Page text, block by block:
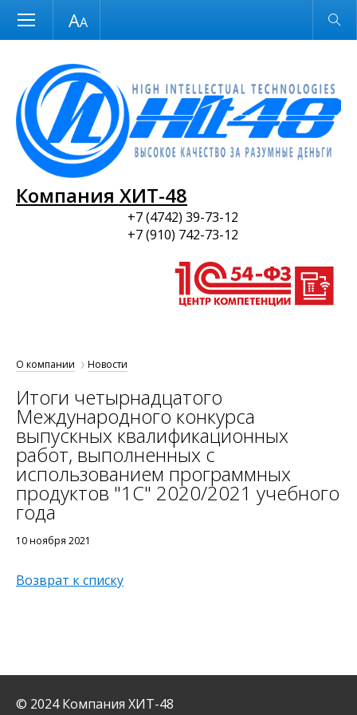
Размер шрифта Обычная версия
Компания ХИТ-48
+7 (4742) 39-73-12
+7 (910) 742-73-12
О компании Новости
Итоги четырнадцатого
Международного конкурса
выпускных квалификационных
работ, выполненных с
использованием программных
продуктов "1С" 2020/2021 учебного
года
10 ноября 2021
Возврат к списку
© 2024 Компания ХИТ-48